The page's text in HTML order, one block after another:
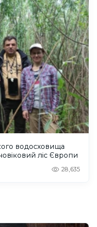
водосховища
ліс Європи
28,635